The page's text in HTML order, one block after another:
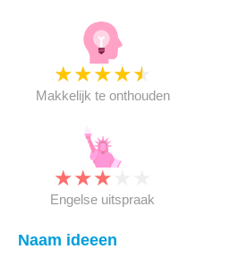
★★★★★
Makkelijk te onthouden
★★★
Engelse uitspraak
Naam ideeen